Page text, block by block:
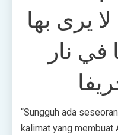
يرى بها
في نار
“Sungguh ada
kalimat yang membuat